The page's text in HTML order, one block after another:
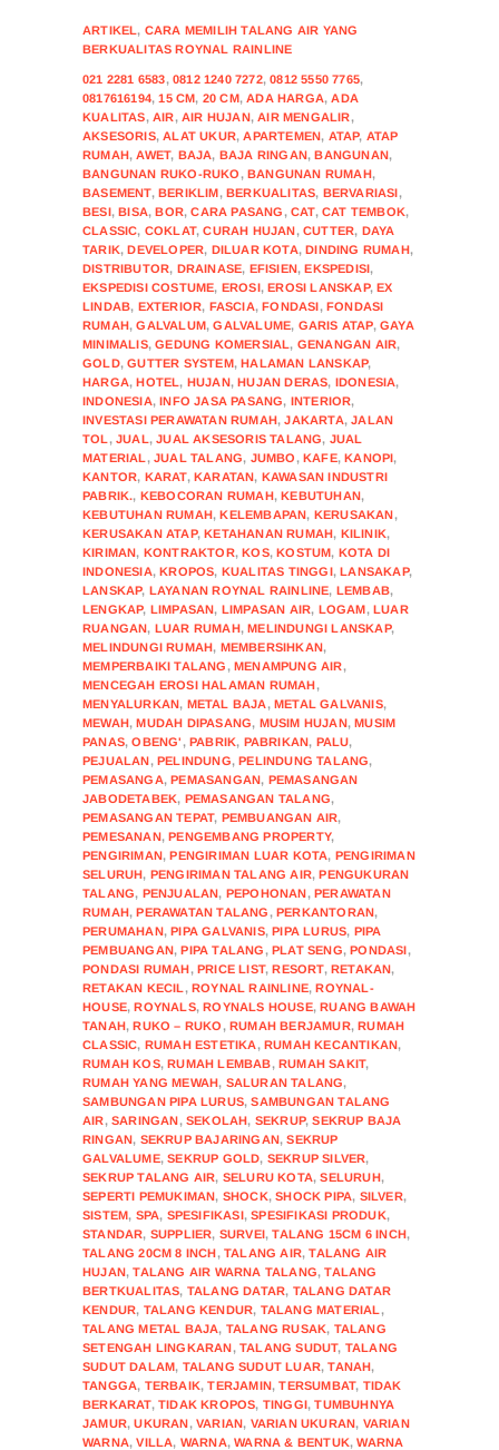
ARTIKEL, CARA MEMILIH TALANG AIR YANG
BERKUALITAS ROYNAL RAINLINE
021 2281 6583,0812 1240 7272,0812 5550 7765,
0817616194,15 CM, 20 CM,ADA HARGA,ADA
KUALITAS,AIR,AIR HUJAN,AIR MENGALIR,
AKSESORIS,ALAT UKUR,APARTEMEN, ATAP, ATAP
RUMAH,AWET, BAJA, BAJA RINGAN,BANGUNAN,
BANGUNAN RUKO-RUKO ,BANGUNAN RUMAH,
BASEMENT,BERIKLIM,BERKUALITAS, BERVARIASI,
BESI,BISA,BOR,CARA PASANG ,CAT,CAT TEMBOK,
CLASSIC, COKLAT,CURAH HUJAN,CUTTER, DAYA
TARIK,DEVELOPER, DILUAR KOTA,DINDING RUMAH,
DISTRIBUTOR, DRAINASE, EFISIEN,EKSPEDISI,
EKSPEDISI COSTUME, EROSI,EROSI LANSKAP,EX
LINDAB, EXTERIOR, FASCIA,FONDASI,FONDASI
RUMAH,GALVALUM,GALVALUME, GARIS ATAP,GAYA
MINIMALIS,GEDUNG KOMERSIAL, GENANGAN AIR,
GOLD,GUTTER SYSTEM,HALAMAN LANSKAP,
HARGA,HOTEL, HUJAN,HUJAN DERAS, IDONESIA,
INDONESIA,INFO JASA PASANG, INTERIOR,
INVESTASI PERAWATAN RUMAH,JAKARTA,JALAN
TOL ,JUAL,JUAL AKSESORIS TALANG, JUAL
MATERIAL ,JUAL TALANG, JUMBO ,KAFE,KANOPI,
KANTOR, KARAT,KARATAN, KAWASAN INDUSTRI
PABRIK., KEBOCORAN RUMAH,KEBUTUHAN,
KEBUTUHAN RUMAH,KELEMBAPAN, KERUSAKAN,
KERUSAKAN ATAP,KETAHANAN RUMAH, KILINIK,
KIRIMAN, KONTRAKTOR,KOS,KOSTUM, KOTA DI
INDONESIA,KROPOS, KUALITAS TINGGI,LANSAKAP,
LANSKAP, LAYANAN ROYNAL RAINLINE, LEMBAB,
LENGKAP, LIMPASAN, LIMPASAN AIR, LOGAM,LUAR
RUANGAN, LUAR RUMAH,MELINDUNGI LANSKAP,
MELINDUNGI RUMAH, MEMBERSIHKAN,
MEMPERBAIKI TALANG ,MENAMPUNG AIR,
MENCEGAH EROSI HALAMAN RUMAH,
MENYALURKAN, METAL BAJA,METAL GALVANIS,
MEWAH,MUDAH DIPASANG, MUSIM HUJAN,MUSIM
PANAS,OBENG' ,PABRIK, PABRIKAN, PALU,
PEJUALAN,PELINDUNG,PELINDUNG TALANG,
PEMASANGA,PEMASANGAN, PEMASANGAN
JABODETABEK, PEMASANGAN TALANG,
PEMASANGAN TEPAT, PEMBUANGAN AIR,
PEMESANAN,PENGEMBANG PROPERTY,
PENGIRIMAN,PENGIRIMAN LUAR KOTA, PENGIRIMAN
SELURUH, PENGIRIMAN TALANG AIR,PENGUKURAN
TALANG, PENJUALAN, PEPOHONAN,PERAWATAN
RUMAH,PERAWATAN TALANG ,PERKANTORAN,
PERUMAHAN,PIPA GALVANIS,PIPA LURUS, PIPA
PEMBUANGAN,PIPA TALANG ,PLAT SENG,PONDASI,
PONDASI RUMAH,PRICE LIST,RESORT,RETAKAN,
RETAKAN KECIL ,ROYNAL RAINLINE,ROYNAL-
HOUSE,ROYNALS,ROYNALS HOUSE,RUANG BAWAH
TANAH,RUKO – RUKO ,RUMAH BERJAMUR,RUMAH
CLASSIC, RUMAH ESTETIKA,RUMAH KECANTIKAN,
RUMAH KOS,RUMAH LEMBAB,RUMAH SAKIT,
RUMAH YANG MEWAH, SALURAN TALANG,
SAMBUNGAN PIPA LURUS,SAMBUNGAN TALANG
AIR,SARINGAN,SEKOLAH, SEKRUP,SEKRUP BAJA
RINGAN, SEKRUP BAJARINGAN,SEKRUP
GALVALUME,SEKRUP GOLD, SEKRUP SILVER,
SEKRUP TALANG AIR, SELURU KOTA,SELURUH,
SEPERTI PEMUKIMAN, SHOCK,SHOCK PIPA, SILVER,
SISTEM, SPA, SPESIFIKASI,SPESIFIKASI PRODUK,
STANDAR, SUPPLIER, SURVEI,TALANG 15CM 6 INCH,
TALANG 20CM 8 INCH,TALANG AIR,TALANG AIR
HUJAN,TALANG AIR WARNA TALANG,TALANG
BERTKUALITAS, TALANG DATAR, TALANG DATAR
KENDUR, TALANG KENDUR, TALANG MATERIAL ,
TALANG METAL BAJA, TALANG RUSAK, TALANG
SETENGAH LINGKARAN,TALANG SUDUT, TALANG
SUDUT DALAM, TALANG SUDUT LUAR,TANAH,
TANGGA, TERBAIK,TERJAMIN,TERSUMBAT, TIDAK
BERKARAT,TIDAK KROPOS, TINGGI,TUMBUHNYA
JAMUR,UKURAN,VARIAN, VARIAN UKURAN, VARIAN
WARNA,VILLA, WARNA,WARNA & BENTUK,WARNA